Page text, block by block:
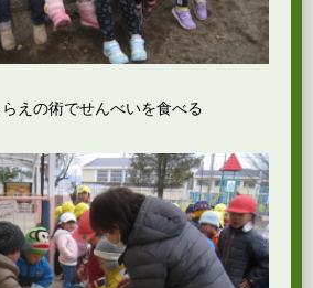
えの術でせんべいを食べる